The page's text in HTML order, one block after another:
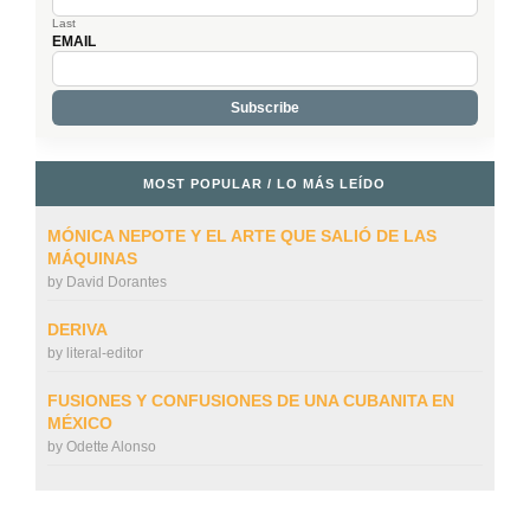
Last
EMAIL
MOST POPULAR / LO MÁS LEÍDO
MÓNICA NEPOTE Y EL ARTE QUE SALIÓ DE LAS
MÁQUINAS
by David Dorantes
DERIVA
by literal-editor
FUSIONES Y CONFUSIONES DE UNA CUBANITA EN
MÉXICO
by Odette Alonso